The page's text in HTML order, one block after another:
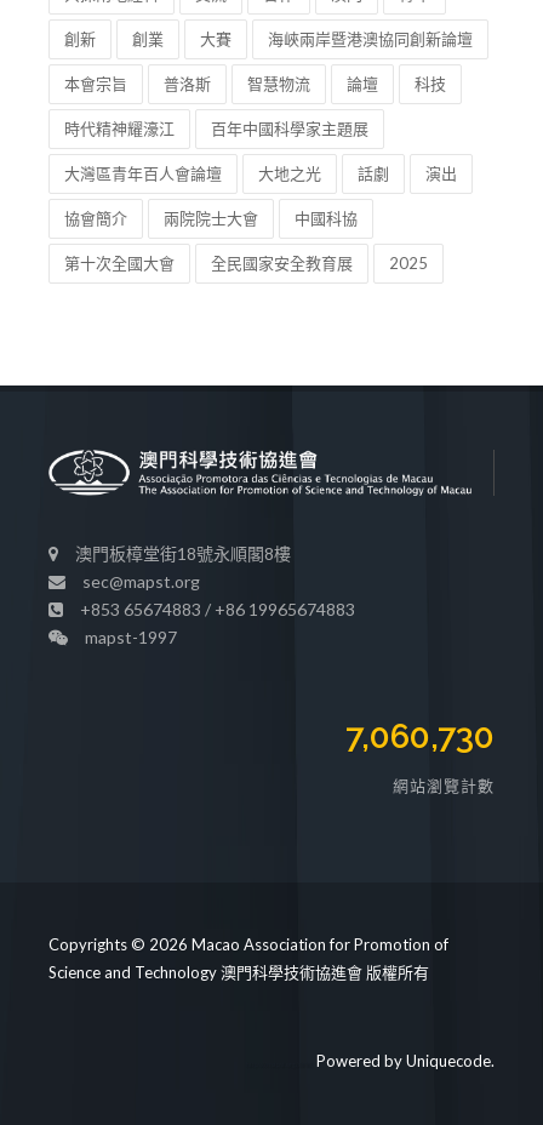
創新 創業 大賽 海峽兩岸暨港澳協同創新論壇
本會宗旨 普洛斯 智慧物流 論壇 科技
時代精神耀濠江 百年中國科學家主題展
大灣區青年百人會論壇 大地之光 話劇 演出
協會簡介 兩院院士大會 中國科協
第十次全國大會 全民國家安全教育展 2025
澳門板樟堂街18號永順閣8樓
sec@mapst.org
+853 65674883 / +86 19965674883
mapst-1997
7,060,730
網站瀏覽計數
Copyrights © 2026 Macao Association for Promotion of
Science and Technology 澳門科學技術協進會 版權所有
Powered byUniquecode.